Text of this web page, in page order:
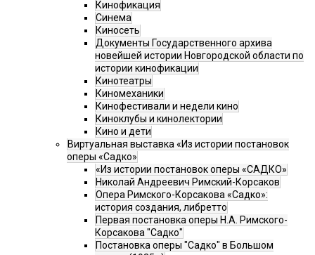
Кинофикация
Синема
Киносеть
Документы Государственного архива
новейшей истории Новгородской области по
истории кинофикации
Кинотеатры
Киномеханики
Кинофестивали и недели кино
Киноклубы и кинолектории
Кино и дети
Виртуальная выставка «Из истории постановок
оперы «Садко»
«Из истории постановок оперы «САДКО»
Николай Андреевич Римский-Корсаков
Опера Римского-Корсакова «Садко»:
история создания, либретто
Первая постановка оперы Н.А. Римского-
Корсакова "Садко"
Постановка оперы "Садко" в Большом